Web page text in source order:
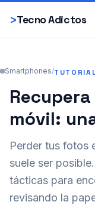
>Tecno Adictos
Smartphones
Smartphones/
móvil:
Perder tus fotos
suele ser
tácticas para
revisando la